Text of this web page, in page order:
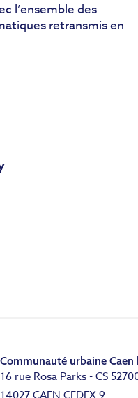
l’ensemble des
retransmis en
Communauté urbaine Caen
16 rue Rosa Parks - CS